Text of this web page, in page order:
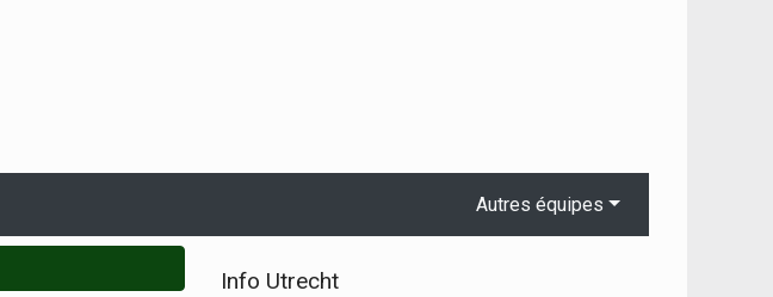
Autres équipes
Info Utrecht